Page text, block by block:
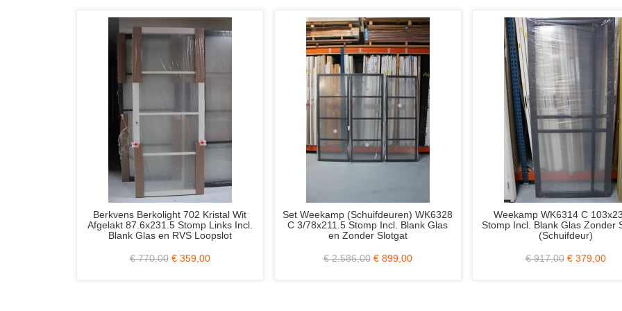
Weekamp WK1912 Voordeur 93x211.5
cm. Incl. Blank Iso. Glas
€ 2.350,00 € 649,00
Austria Sense Brave H803 88x231.5
Opdek Links Incl. Mat/Melk Glas
€ 640,00 € 249,00
Albo Freeslijn-deuren 65 of 77x231.5
Stomp Rechts
€ 219,00 € 79,00